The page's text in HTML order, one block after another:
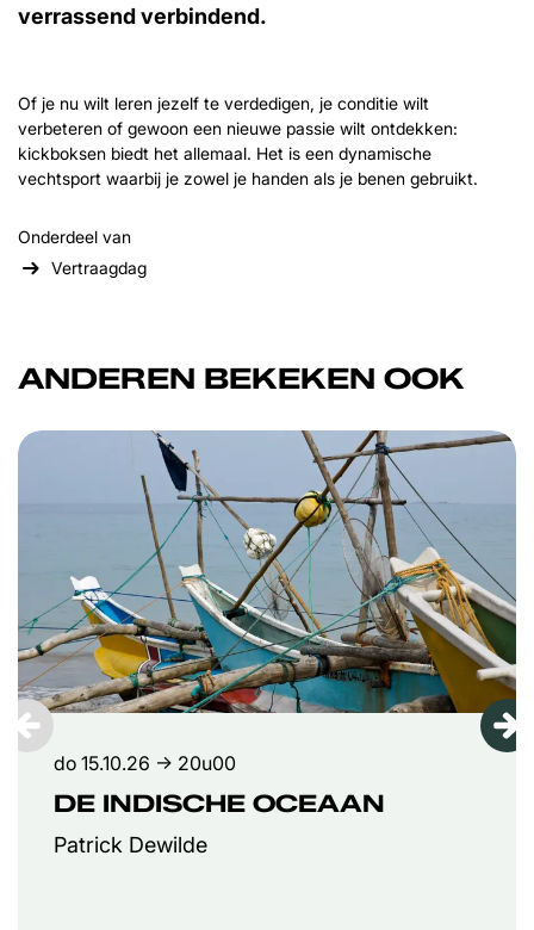
verrassend verbindend.
Of je nu wilt leren jezelf te verdedigen, je conditie wilt
verbeteren of gewoon een nieuwe passie wilt ontdekken:
kickboksen biedt het allemaal. Het is een dynamische
vechtsport waarbij je zowel je handen als je benen gebruikt.
Onderdeel van
Vertraagdag
ANDEREN BEKEKEN OOK
Overslaan
DE INDISCHE OCEAAN
Patrick Dewilde
do 15.10.26 → 20u00